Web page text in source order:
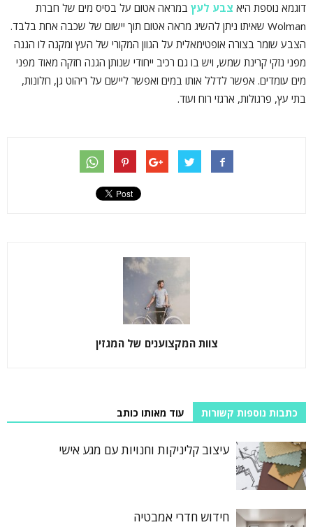
דוגמא נוספת היא צבע לעץ במראה אטום על בסיס מים של חברת
Wolman שאיתו ניתן להשיג מראה אטום תוך יישום של שכבה אחת בלבד.
הצבע שומר בצורה אופטימאלית על הגוון המקורי של העץ ומקנה לו הגנה
מפני נזקי קרינת שמש, ויש בו גם רכיב ייחודי שנותן הגנה חזקה מאוד מפני
מים עומדים. אפשר לדלל אותו במים ואפשר ליישם על ריהוט גן, חלונות,
בתי עץ, פרגולות, ארגזי רוח ועוד.
צוות המקצוענים של המגזין
כתבות נוספות קשורות עוד מאותו כותב
עיצוב קליניקות וחנויות עם מגע אישי
חידוש חדרי אמבטיה